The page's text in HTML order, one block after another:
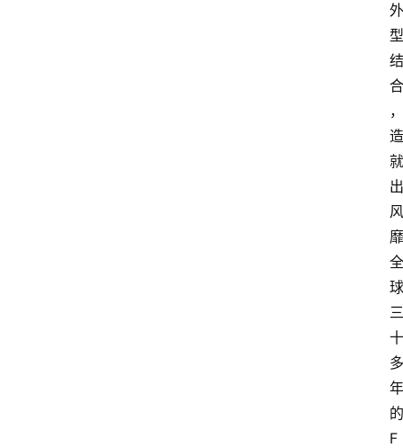
外
型
结
合
，
造
就
出
风
靡
全
球
三
十
多
年
的
F